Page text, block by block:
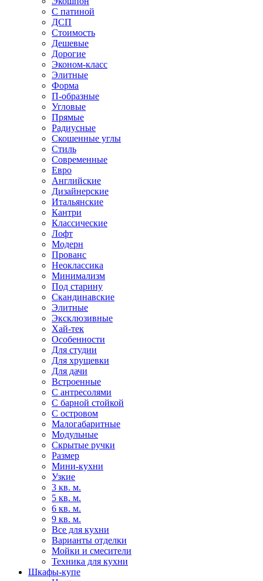
С патиной
ДСП
Стоимость
Дешевые
Дорогие
Эконом-класс
Элитные
Форма
П-образные
Угловые
Прямые
Радиусные
Скошенные углы
Стиль
Современные
Евро
Английские
Дизайнерские
Итальянские
Кантри
Классические
Лофт
Модерн
Прованс
Неоклассика
Минимализм
Под старину
Скандинавские
Элитные
Эксклюзивные
Хай-тек
Особенности
Для студии
Для хрущевки
Для дачи
Встроенные
С антресолями
С барной стойкой
С островом
Малогабаритные
Модульные
Скрытые ручки
Размер
Мини-кухни
Узкие
3 кв. м.
5 кв. м.
6 кв. м.
9 кв. м.
Все для кухни
Варианты отделки
Мойки и смесители
Техника для кухни
Шкафы-купе